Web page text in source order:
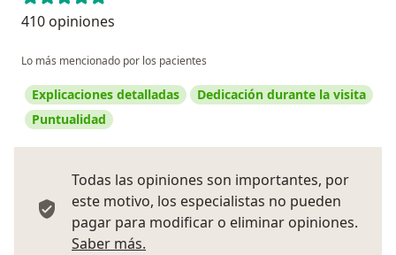
410 opiniones
Lo más mencionado por los pacientes
Explicaciones detalladas
Dedicación durante la visita
Puntualidad
Todas las opiniones son importantes, por
este motivo, los especialistas no pueden
pagar para modificar o eliminar opiniones.
Saber más.